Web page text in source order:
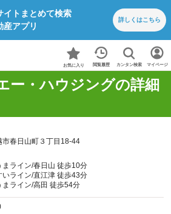
イトまとめて検索
産アプリ
詳しくはこちら
お気に入り 閲覧履歴 カンタン検索 マイページ
ー・ハウジングの詳細
市春日山町３丁目18-44
まライン/春日山 徒歩10分
いライン/直江津 徒歩43分
まライン/高田 徒歩54分